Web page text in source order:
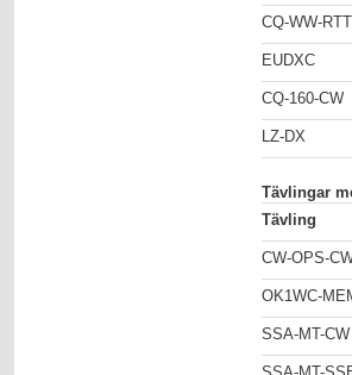
CQ-WW-
EUDXC
CQ-160-CW
LZ-DX
Tävlingar
Tävling
CW-OPS-
OK1WC-
SSA-MT-CW